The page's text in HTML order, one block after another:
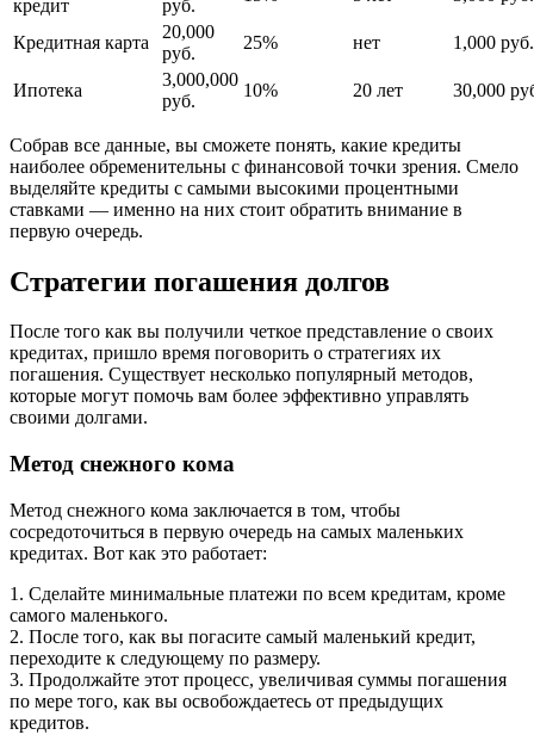
кредит
руб.
Кредитная карта
20,000
руб.
25% нет 1,000 руб.
Ипотека
3,000,000
руб.
10% 20 лет 30,000
Собрав все данные, вы сможете понять, какие кредиты
наиболее обременительны с финансовой точки зрения. Смело
выделяйте кредиты с самыми высокими процентными
ставками — именно на них стоит обратить внимание в
первую очередь.
Стратегии погашения долгов
После того как вы получили четкое представление о своих
кредитах, пришло время поговорить о стратегиях их
погашения. Существует несколько популярный методов,
которые могут помочь вам более эффективно управлять
своими долгами.
Метод снежного кома
Метод снежного кома заключается в том, чтобы
сосредоточиться в первую очередь на самых маленьких
кредитах. Вот как это работает:
1. Сделайте минимальные платежи по всем кредитам, кроме
самого маленького.
2. После того, как вы погасите самый маленький кредит,
переходите к следующему по размеру.
3. Продолжайте этот процесс, увеличивая суммы погашения
по мере того, как вы освобождаетесь от предыдущих
кредитов.